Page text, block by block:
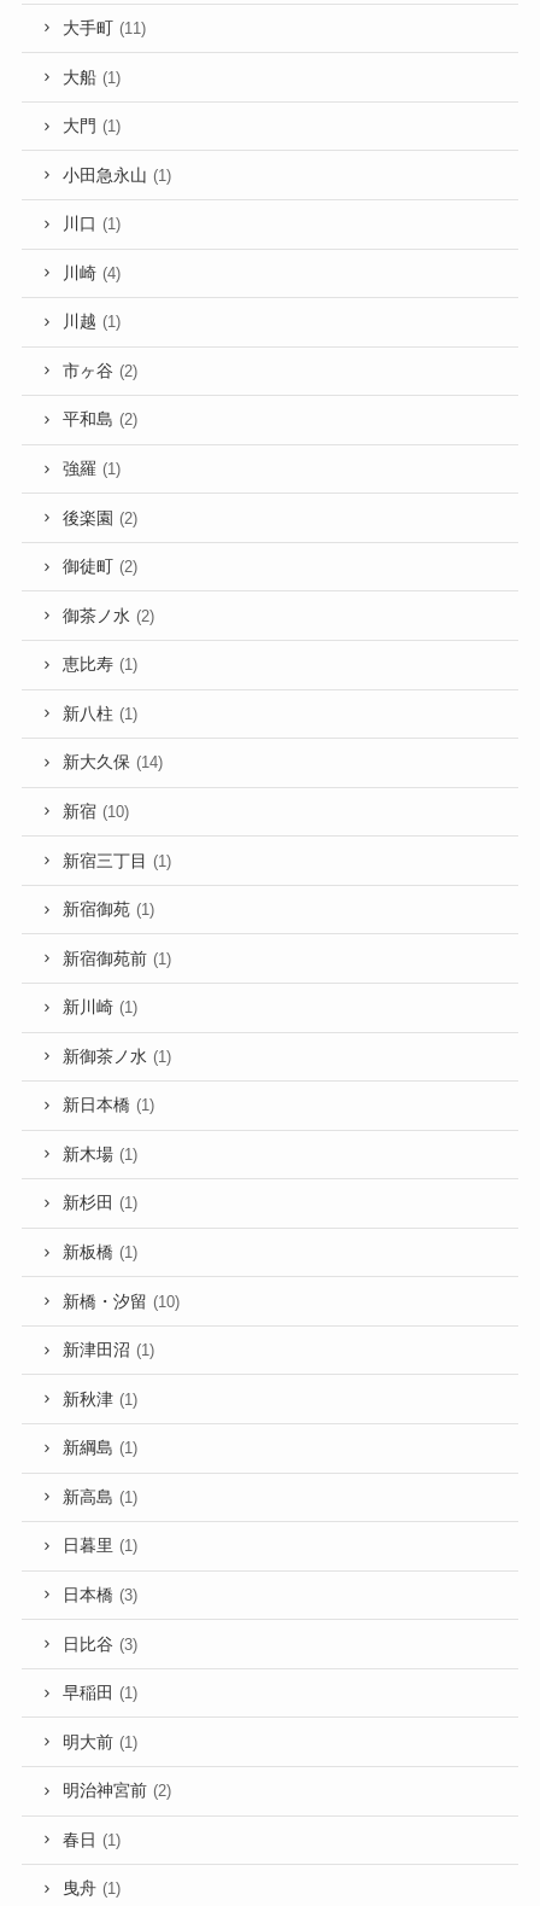
大手町 (11)
大船 (1)
大門 (1)
小田急永山 (1)
川口 (1)
川崎 (4)
川越 (1)
市ヶ谷 (2)
平和島 (2)
強羅 (1)
後楽園 (2)
御徒町 (2)
御茶ノ水 (2)
恵比寿 (1)
新八柱 (1)
新大久保 (14)
新宿 (10)
新宿三丁目 (1)
新宿御苑 (1)
新宿御苑前 (1)
新川崎 (1)
新御茶ノ水 (1)
新日本橋 (1)
新木場 (1)
新杉田 (1)
新板橋 (1)
新橋・汐留 (10)
新津田沼 (1)
新秋津 (1)
新綱島 (1)
新高島 (1)
日暮里 (1)
日本橋 (3)
日比谷 (3)
早稲田 (1)
明大前 (1)
明治神宮前 (2)
春日 (1)
曳舟 (1)